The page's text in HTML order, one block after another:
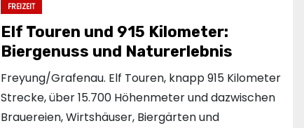
FREIZEIT
Elf Touren und 915 Kilometer:
Biergenuss und Naturerlebnis
Freyung/Grafenau. Elf Touren, knapp 915 Kilometer
Strecke, über 15.700 Höhenmeter und dazwischen
Brauereien, Wirtshäuser, Biergärten und